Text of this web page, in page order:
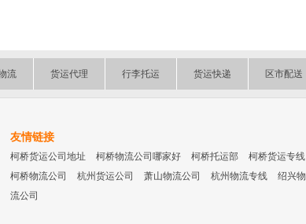
流 货运代理 行李托运 货运快递 区市配送
友情链接
柯桥货运公司地址 柯桥物流公司哪家好 柯桥托运部
柯桥货运专线
柯桥物流公司
杭州货运公司 萧山物流公司 杭州物流专线
绍兴物
流公司